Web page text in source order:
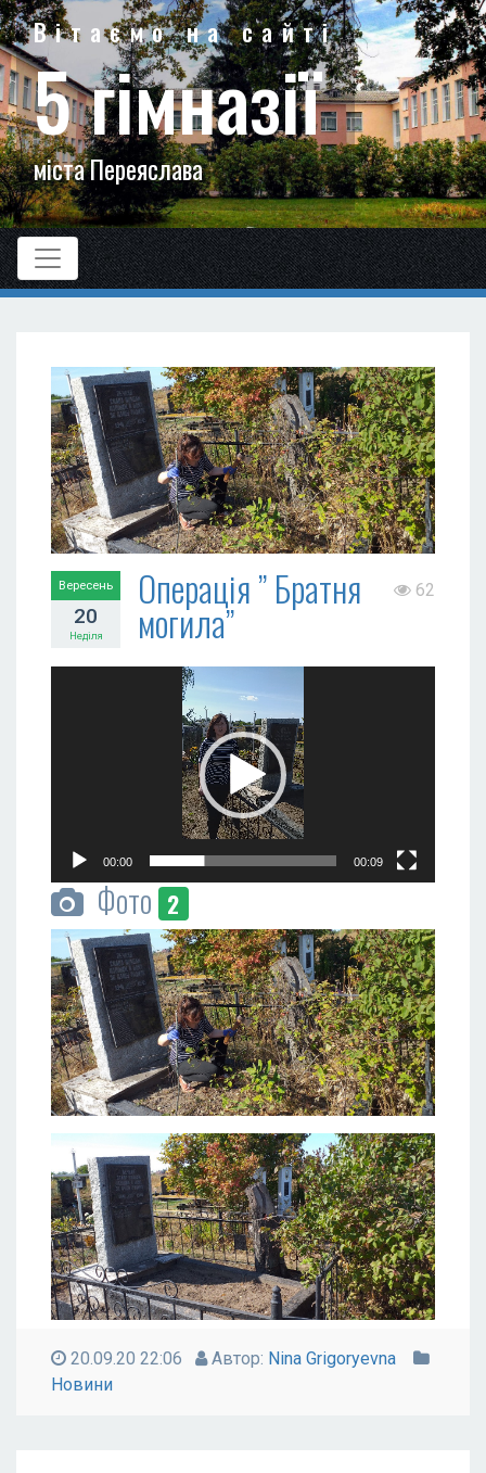
Вітаємо на сайті
5 гімназії
міста Переяслава
Вересень
20
Неділя
Операція ” Братня
могила”
62
00:00 00:09
Фото 2
20.09.20 22:06 Автор: Nina Grigoryevna
Новини